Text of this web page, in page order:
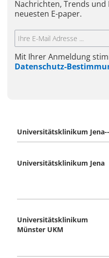
Nachrichten, Trends
neuesten E-paper.
Mit Ihrer Anmeldung
Datenschutz-
Universitätsklinikum
Universitätsklinikum Jena
Universitätsklinikum
Münster UKM